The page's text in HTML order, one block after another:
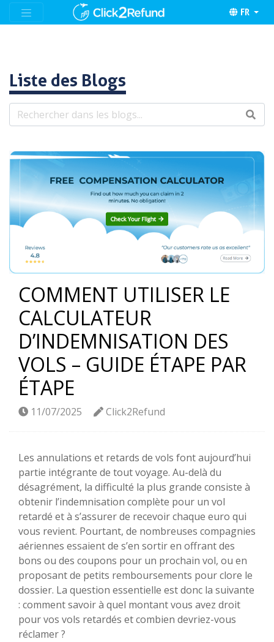
FR
Liste des Blogs
COMMENT UTILISER LE
CALCULATEUR
D’INDEMNISATION DES
VOLS – GUIDE ÉTAPE PAR
ÉTAPE
11/07/2025 Click2Refund
Les annulations et retards de vols font aujourd’hui
partie intégrante de tout voyage. Au-delà du
désagrément, la difficulté la plus grande consiste à
obtenir l’indemnisation complète pour un vol
retardé et à s’assurer de recevoir chaque euro qui
vous revient. Pourtant, de nombreuses compagnies
aériennes essaient de s’en sortir en offrant des
bons ou des coupons pour un prochain vol, ou en
proposant de petits remboursements pour clore le
dossier. La question essentielle est donc la suivante
: comment savoir à quel montant vous avez droit
pour vos vols retardés et combien devriez-vous
réclamer ?